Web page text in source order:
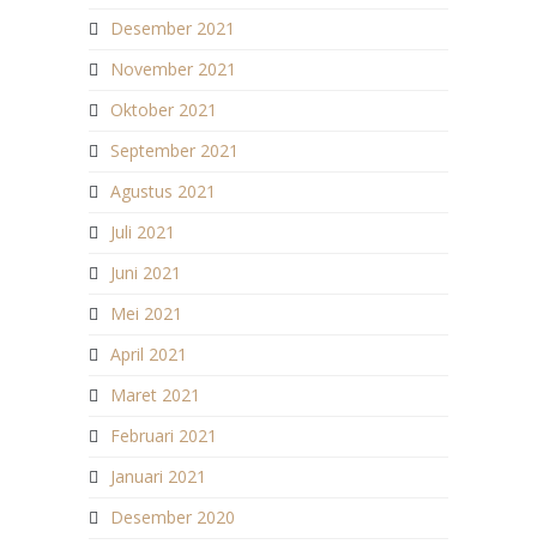
Desember 2021
November 2021
Oktober 2021
September 2021
Agustus 2021
Juli 2021
Juni 2021
Mei 2021
April 2021
Maret 2021
Februari 2021
Januari 2021
Desember 2020